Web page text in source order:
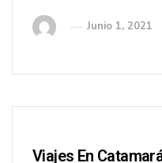
Junio 1, 2021
Viajes En